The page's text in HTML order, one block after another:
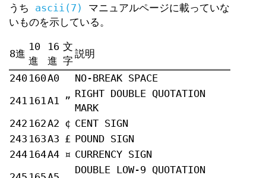
うち ascii(7)
マニュアルページに載っていな
いものを示している。
8進
10
進
16
進
文
字
説明
240 160A0
NO-BREAK SPACE
241 161A1 ”
RIGHT DOUBLE QUOTATION
MARK
242 162A2 ¢ CENT SIGN
243 163A3 £ POUND SIGN
244 164A4 ¤ CURRENCY SIGN
DOUBLE LOW-9 QUOTATION